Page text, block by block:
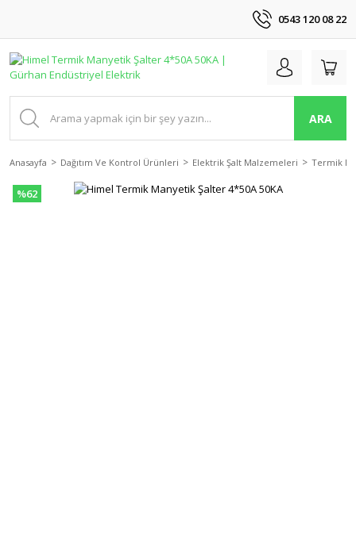
0543 120 08 22
ARA
Anasayfa Dağıtım Ve Kontrol Ürünleri Elektrik Şalt Malzemeleri Termik
%62